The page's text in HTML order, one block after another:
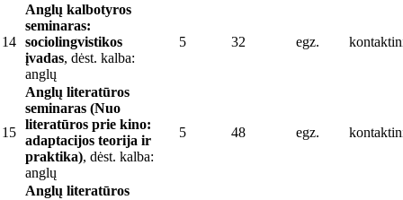
14
Anglų kalbotyros
seminaras:
sociolingvistikos
įvadas, dėst. kalba:
anglų
5 32 egz.
15
Anglų literatūros
seminaras (Nuo
literatūros prie kino:
adaptacijos teorija ir
praktika), dėst. kalba:
anglų
5 48 egz.
Anglų literatūros